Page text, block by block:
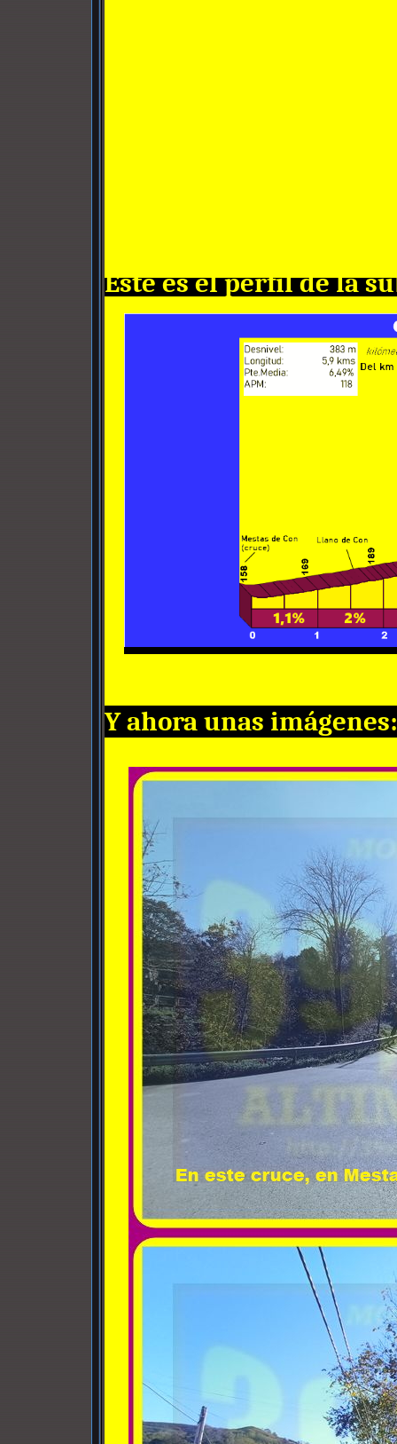
Éste es el perfil de la
Y ahora unas imágenes: